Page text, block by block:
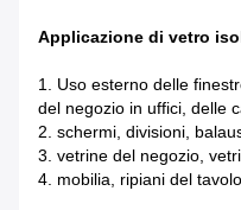
Applicazione di vetro
1. Uso esterno delle
del negozio in uffici, delle
2. schermi, divisioni,
3. vetrine del negozio,
4. mobilia, ripiani del